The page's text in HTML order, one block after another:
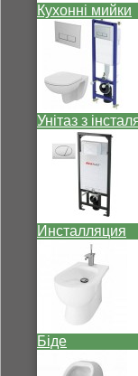
Кухонні мийки
Унітаз з
Инсталляция
Біде